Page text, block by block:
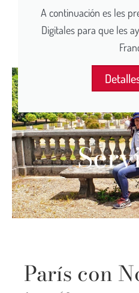
A continuación es les
Digitales para que les
París con